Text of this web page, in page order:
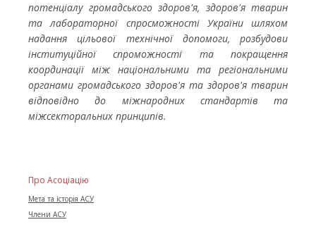
потенціалу громадського здоров'я, здоров'я тварин
та лабораторної спросможності України шляхом
надання цільової технічної допомоги, розбудови
інституційної спроможності та покращення
координації між національними та регіональними
органами громадського здоров'я та здоров'я тварин
відповідно до міжнародних стандартів та
міжсекторальних принципів.
Про Асоціацію
Мета та історія АСУ
Члени АСУ